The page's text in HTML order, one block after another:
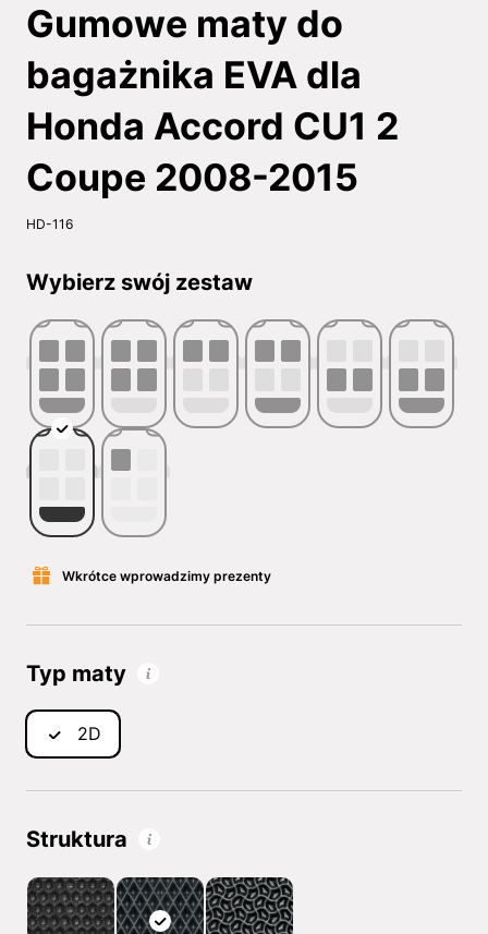
Gumowe maty do
bagażnika EVA dla
Honda Accord CU1 2
Coupe 2008-2015
HD-116
Wybierz swój zestaw
Wkrótce wprowadzimy prezenty
Typ maty
2D
Struktura